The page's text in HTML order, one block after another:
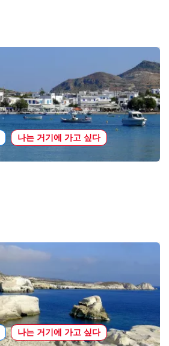
나는 거기에 가고 싶다
나는 거기에 가고 싶다